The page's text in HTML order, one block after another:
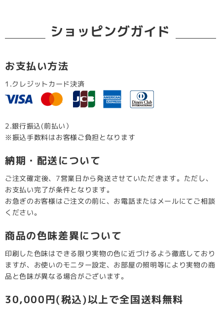
ショッピングガイド
お支払い方法
1.クレジットカード決済
2.銀行振込(前払い）
※振込手数料はお客様ご負担となります
納期・配送について
ご注文確定後、7営業日から発送させていただきます。ただし、
お支払い完了が条件となります。
お急ぎのお客様はご注文の前に、お電話またはメールにてご相談
ください。
商品の色味差異について
印刷した色味はできる限り実物の色に近づけるよう徹底しており
ますが、お使いのモニター設定、お部屋の照明等により実物の商
品と色味が異なる場合がございます。
30,000円(税込)以上で全国送料無料